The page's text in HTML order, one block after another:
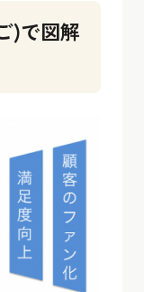
)で図解